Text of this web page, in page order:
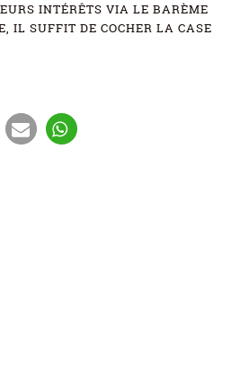
INTÉRÊTS VIA LE BARÈME
IL SUFFIT DE COCHER LA CASE